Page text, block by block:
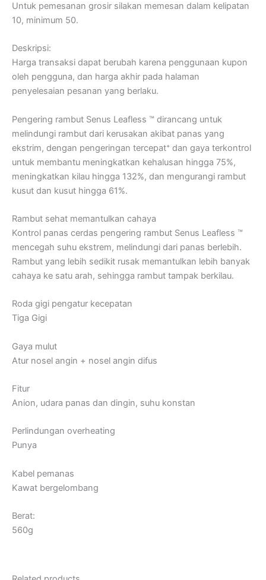
Untuk pemesanan grosir silakan memesan dalam kelipatan
10, minimum 50.
Deskripsi:
Harga transaksi dapat berubah karena penggunaan kupon
oleh pengguna, dan harga akhir pada halaman
penyelesaian pesanan yang berlaku.
Pengering rambut Senus Leafless ™ dirancang untuk
melindungi rambut dari kerusakan akibat panas yang
ekstrim, dengan pengeringan tercepat⁺ dan gaya terkontrol
untuk membantu meningkatkan kehalusan hingga 75%,
meningkatkan kilau hingga 132%, dan mengurangi rambut
kusut dan kusut hingga 61%.
Rambut sehat memantulkan cahaya
Kontrol panas cerdas pengering rambut Senus Leafless ™
mencegah suhu ekstrem, melindungi dari panas berlebih.
Rambut yang lebih sedikit rusak memantulkan lebih banyak
cahaya ke satu arah, sehingga rambut tampak berkilau.
Roda gigi pengatur kecepatan
Tiga Gigi
Gaya mulut
Atur nosel angin + nosel angin difus
Fitur
Anion, udara panas dan dingin, suhu konstan
Perlindungan overheating
Punya
Kabel pemanas
Kawat bergelombang
Berat:
560g